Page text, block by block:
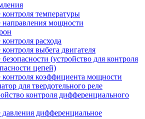
контроля температуры
направления мощности
контроля расхода
контроля выбега двигателя
безопасности (устройство для контроля
цепей)
контроля коэффициента мощности
для твердотельного реле
контроля дифференциального
давления дифференциальное